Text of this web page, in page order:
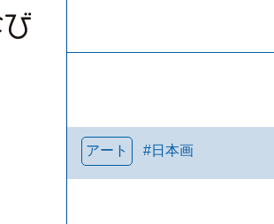
アート #日本画